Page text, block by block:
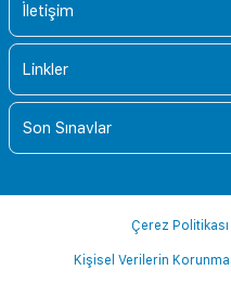
İletişim
Linkler
Son Sınavlar
Çerez Politikası
Kişisel Verilerin